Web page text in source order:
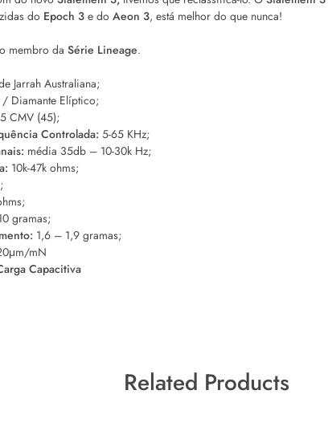
do Epoch 3 e do Aeon 3, está melhor do que nunca!
membro da Série Lineage.
Jarrah Australiana;
/ Diamante Elíptico;
CMV (45);
Controlada: 5-65 KHz;
média 35db – 10-30k Hz;
10k-47k ohms;
gramas;
1,6 – 1,9 gramas;
mN
Capacitiva
Related Products